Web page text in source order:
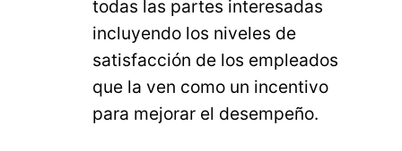
todas las partes interesadas
incluyendo los niveles de
satisfacción de los empleados
que la ven como un incentivo
para mejorar el desempeño.